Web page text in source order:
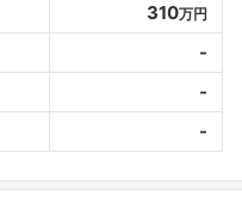
310万円
-
-
-